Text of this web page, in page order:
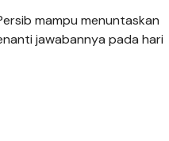
mampu menuntaskan
jawabannya pada hari